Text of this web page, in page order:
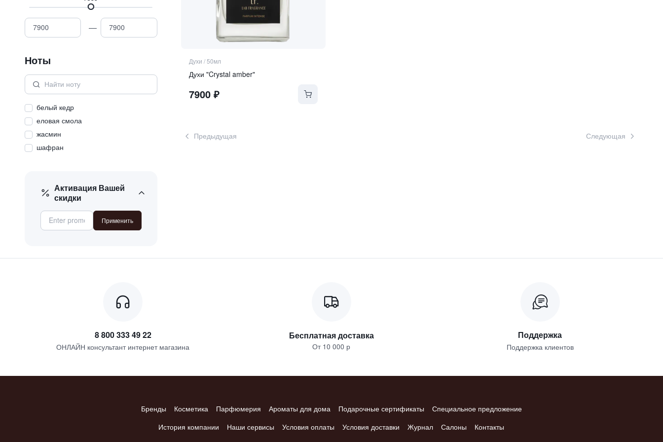
Духи /50мл
Духи "Crystal amber"
7900₽
Предыдущая Следующая
—
Ноты
белый кедр
еловая смола
жасмин
шафран
Активация Вашей
скидки
Применить
8 800 333 49 22
ОНЛАЙН консультант интернет магазина
Бесплатная доставка
От 10 000 р
Поддержка
Поддержка клиентов
Бренды Косметика Парфюмерия Ароматы для дома Подарочные сертификаты
Специальное предложение
История компании
Наши сервисы Условия оплаты Условия доставки Журнал Салоны Контакты